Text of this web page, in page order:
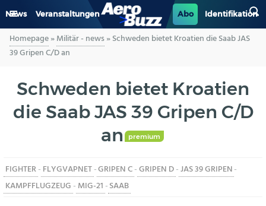
News Veranstaltungen Abo Identifikation
GENERAL AVIATION
LUFTVERKEHR
INDUSTRIE
Homepage»Militär - news»Schweden bietet Kroatien die Saab JAS
39 Gripen C/D an
Schweden bietet Kroatien
die Saab JAS 39 Gripen C/D
an
premium
FIGHTER- FLYGVAPNET-GRIPEN C-GRIPEN D-JAS 39 GRIPEN-
KAMPFFLUGZEUG - MIG-21 -SAAB